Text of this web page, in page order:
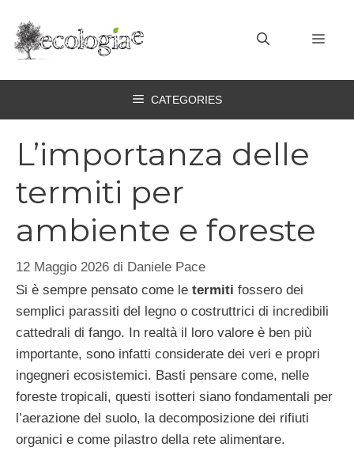
contenuto
CATEGORIES
L’importanza delle
termiti per
ambiente e foreste
12 Maggio 2026 di Daniele Pace
Si è sempre pensato come le termiti fossero dei
semplici parassiti del legno o costruttrici di incredibili
cattedrali di fango. In realtà il loro valore è ben più
importante, sono infatti considerate dei veri e propri
ingegneri ecosistemici. Basti pensare come, nelle
foreste tropicali, questi isotteri siano fondamentali per
l’aerazione del suolo, la decomposizione dei rifiuti
organici e come pilastro della rete alimentare.